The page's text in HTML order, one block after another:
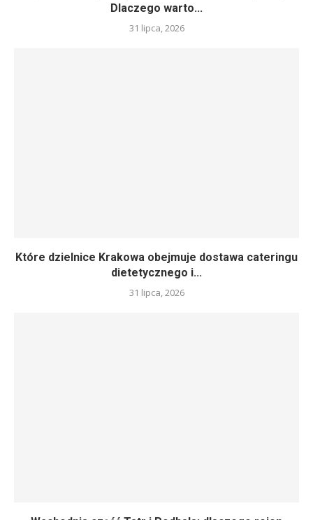
Dlaczego warto...
31 lipca, 2026
Które dzielnice Krakowa obejmuje dostawa cateringu
dietetycznego i...
31 lipca, 2026